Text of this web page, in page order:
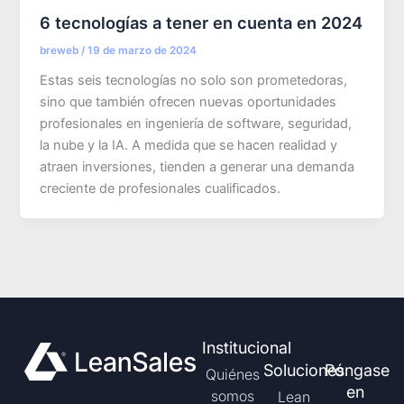
6 tecnologías a tener en cuenta en 2024
breweb /19 de marzo de 2024
Estas seis tecnologías no solo son prometedoras,
sino que también ofrecen nuevas oportunidades
profesionales en ingeniería de software, seguridad,
la nube y la IA. A medida que se hacen realidad y
atraen inversiones, tienden a generar una demanda
creciente de profesionales cualificados.
Institucional
Quiénes
somos
Soluciones
Lean
Póngase
en